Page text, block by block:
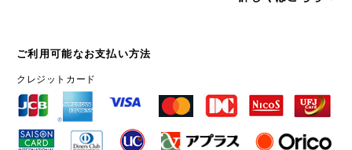
ご利用可能なお支払い方法
クレジットカード